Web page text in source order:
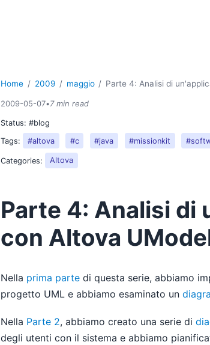
Home 2009 maggio Parte 4: Analisi di
2009-05-07•7 min read
Status:#blog
Tags:
#altova #c #java #missionkit
Categories: Altova
Parte 4: Analisi di
con Altova
Nella prima parte di questa serie, abbiamo
progetto UML e abbiamo esaminato un
Nella Parte 2, abbiamo creato una serie di
degli utenti con il sistema e abbiamo